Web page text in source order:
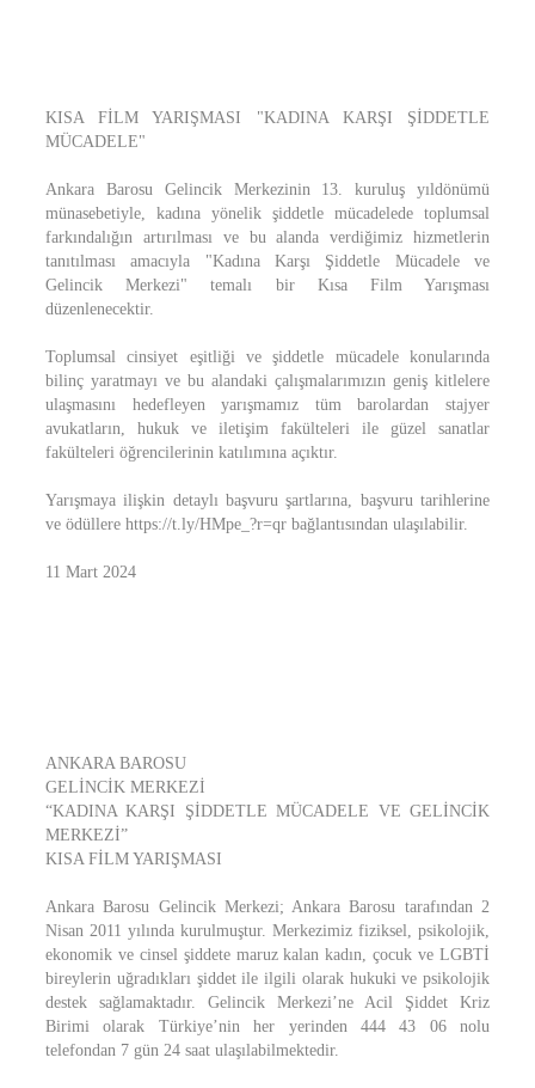
KISA FİLM YARIŞMASI "KADINA KARŞI ŞİDDETLE
MÜCADELE"
Ankara Barosu Gelincik Merkezinin 13. kuruluş yıldönümü
münasebetiyle, kadına yönelik şiddetle mücadelede toplumsal
farkındalığın artırılması ve bu alanda verdiğimiz hizmetlerin
tanıtılması amacıyla "Kadına Karşı Şiddetle Mücadele ve
Gelincik Merkezi" temalı bir Kısa Film Yarışması
düzenlenecektir.
Toplumsal cinsiyet eşitliği ve şiddetle mücadele konularında
bilinç yaratmayı ve bu alandaki çalışmalarımızın geniş kitlelere
ulaşmasını hedefleyen yarışmamız tüm barolardan stajyer
avukatların, hukuk ve iletişim fakülteleri ile güzel sanatlar
fakülteleri öğrencilerinin katılımına açıktır.
Yarışmaya ilişkin detaylı başvuru şartlarına, başvuru tarihlerine
ve ödüllere https://t.ly/HMpe_?r=qr bağlantısından ulaşılabilir.
11 Mart 2024
ANKARA BAROSU
GELİNCİK MERKEZİ
“KADINA KARŞI ŞİDDETLE MÜCADELE VE GELİNCİK
MERKEZİ”
KISA FİLM YARIŞMASI
Ankara Barosu Gelincik Merkezi; Ankara Barosu tarafından 2
Nisan 2011 yılında kurulmuştur. Merkezimiz fiziksel, psikolojik,
ekonomik ve cinsel şiddete maruz kalan kadın, çocuk ve LGBTİ
bireylerin uğradıkları şiddet ile ilgili olarak hukuki ve psikolojik
destek sağlamaktadır. Gelincik Merkezi’ne Acil Şiddet Kriz
Birimi olarak Türkiye’nin her yerinden 444 43 06 nolu
telefondan 7 gün 24 saat ulaşılabilmektedir.